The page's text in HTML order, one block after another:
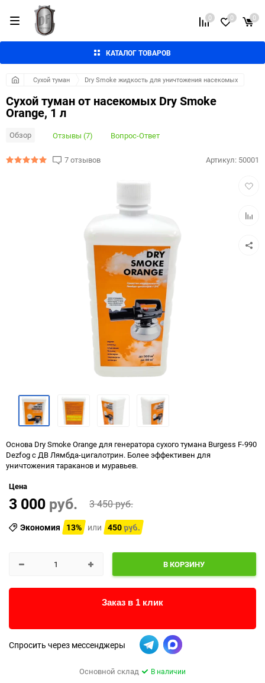
КАТАЛОГ ТОВАРОВ
0 0 0
Сухой туман Dry Smoke жидкость для уничтожения насекомых
Сухой туман от насекомых Dry Smoke
Orange, 1 л
Обзор Отзывы (7) Вопрос-Ответ
Артикул: 50001
Основа Dry Smoke Orange для генератора сухого тумана Burgess F-990
Dezfog с ДВ Лямбда-цигалотрин. Более эффективен для
уничтожения тараканов и муравьев.
7 отзывов
Цена
3 000 руб. 3 450руб.
Экономия 13% или 450руб.
В КОРЗИНУ
Заказ в 1 клик
Спросить через мессенджеры
Основной склад В наличии